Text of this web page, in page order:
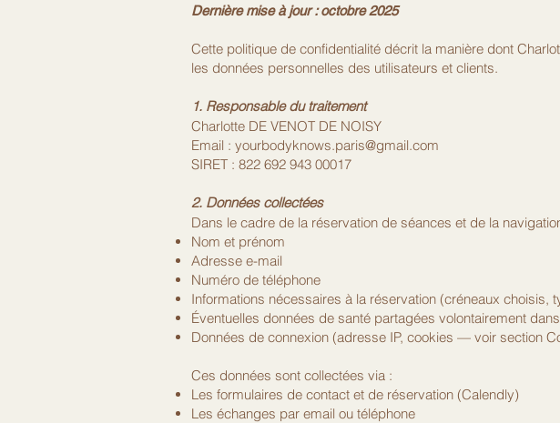
Dernière mise à jour : octobre 2025
Cette politique de confidentialité décrit la manière dont
les données personnelles des utilisateurs et clients.
1. Responsable du traitement
Charlotte DE VENOT DE NOISY
Email : yourbodyknows.paris@gmail.com
SIRET : 822 692 943 00017
2. Données collectées
Dans le cadre de la réservation de séances et de la
Nom et prénom
Adresse e-mail
Numéro de téléphone
Informations nécessaires à la réservation (créneaux choisis,
Éventuelles données de santé partagées volontairement
Données de connexion (adresse IP, cookies — voir section
Ces données sont collectées via :
Les formulaires de contact et de réservation (Calendly)
Les échanges par email ou téléphone